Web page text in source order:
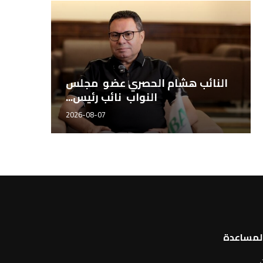
المهندس محمد سراج، مدير إدارة
المصانع بشركة مصر...
2026-06-21
الدكتور إبراهيم عدلي، مدير
الجودة بشركة مصر...
2026-06-21
طيبة للتجارة والتوكيلات تطلق
شراكتها التجارية مع أجروستوك...
2026-08-06